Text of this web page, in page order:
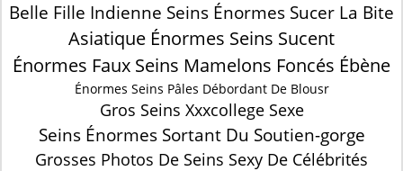
Belle Fille Indienne Seins Énormes Sucer La Bite
Asiatique Énormes Seins Sucent
Énormes Faux Seins Mamelons Foncés Ébène
Énormes Seins Pâles Débordant De Blousr
Gros Seins Xxxcollege Sexe
Seins Énormes Sortant Du Soutien-gorge
Grosses Photos De Seins Sexy De Célébrités